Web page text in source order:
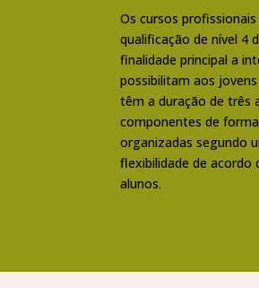
Os cursos
qualificação de nível 4
finalidade principal a
possibilitam aos
têm a duração de três
componentes de
organizadas segundo
flexibilidade de acordo
alunos.